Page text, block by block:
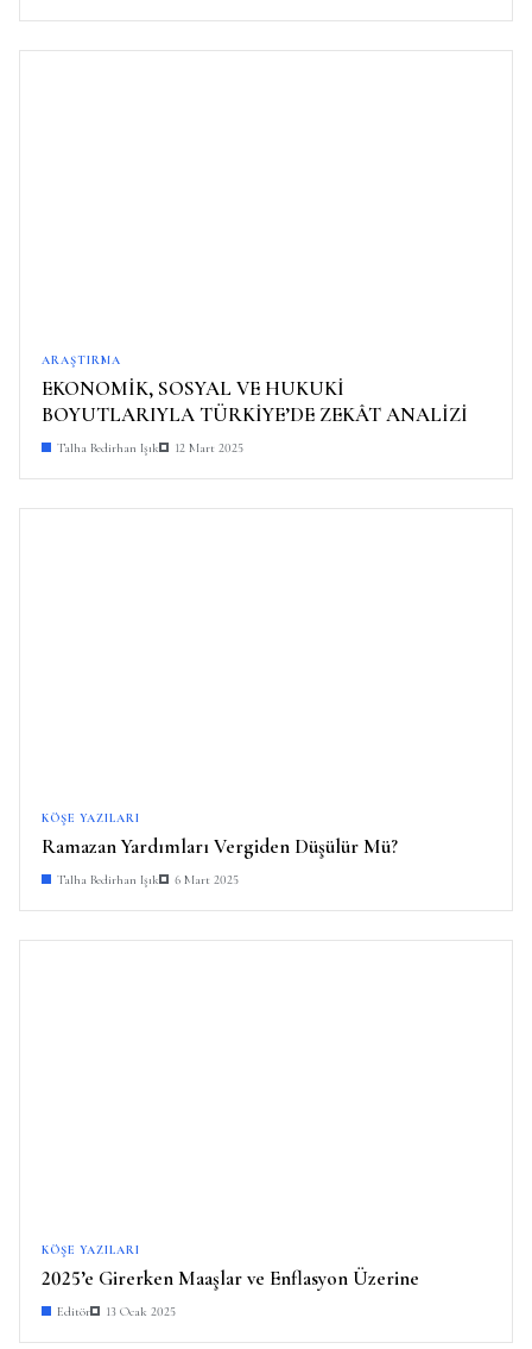
ARAŞTIRMA
EKONOMİK, SOSYAL VE HUKUKİ
BOYUTLARIYLA TÜRKİYE’DE ZEKÂT ANALİZİ
Talha Bedirhan Işık 12 Mart 2025
KÖŞE YAZILARI
Ramazan Yardımları Vergiden Düşülür Mü?
Talha Bedirhan Işık 6 Mart 2025
KÖŞE YAZILARI
2025’e Girerken Maaşlar ve Enflasyon Üzerine
Editör 13 Ocak 2025